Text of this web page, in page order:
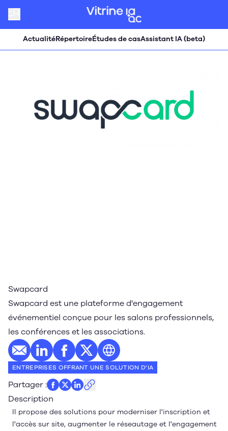
ActualitéRépertoireÉtudes de casAssistant IA (beta)
Swapcard
Swapcard est une plateforme d'engagement
événementiel conçue pour les salons professionnels,
les conférences et les associations.
E-mailProfil LinkedIn
Profil Facebook
Profil Twitter
Site web
ENTREPRISES OFFRANT UNE SOLUTION D'IA
Partager :
Description
Il propose des solutions pour moderniser l'inscription et
l'accès sur site, augmenter le réseautage et l'engagement